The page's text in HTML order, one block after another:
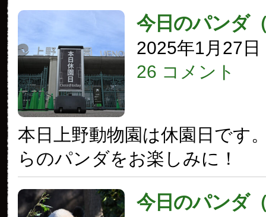
今日のパンダ
2025年1月27日
26 コメント
本日上野動物園は休園日です
らのパンダをお楽しみに！
今日のパンダ